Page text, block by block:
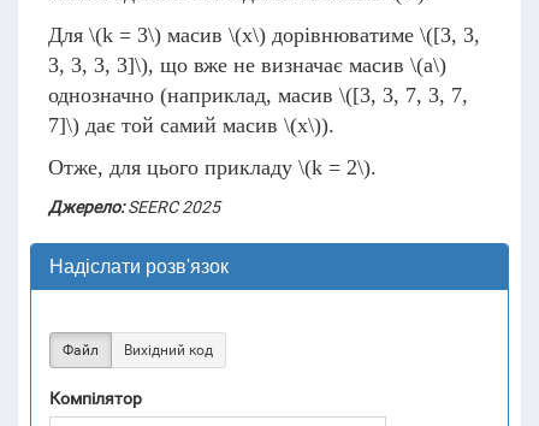
Для \(k = 3\) масив \(x\) дорівнюватиме \([3, 3,
3, 3, 3, 3]\), що вже не визначає масив \(a\)
однозначно (наприклад, масив \([3, 3, 7, 3, 7,
7]\) дає той самий масив \(x\)).
Отже, для цього прикладу \(k = 2\).
Джерело:SEERC 2025
Надіслати розв'язок
Файл Вихідний код
Компілятор